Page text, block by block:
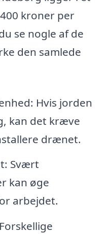
kroner per
se nogle af de
den samlede
Hvis jorden
kan det kræve
drænet.
Svært
kan øge
arbejdet.